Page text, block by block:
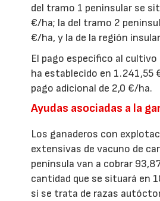
del tramo 1 peninsular se
€/ha; la del tramo 2
€/ha, y la de la región
El pago específico al cultivo
ha establecido en 1.241,55
pago adicional de 2,0 €/ha.
Ayudas asociadas a la
Los ganaderos con
extensivas de vacuno de
península van a cobrar
cantidad que se situará en
si se trata de razas